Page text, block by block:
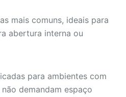
mais comuns, ideais para
abertura interna ou
para ambientes com
demandam espaço